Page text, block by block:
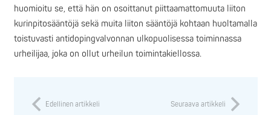
huomioitu se, että hän on osoittanut piittaamattomuuta liiton
kurinpitosääntöjä sekä muita liiton sääntöjä kohtaan huoltamalla
toistuvasti antidopingvalvonnan ulkopuolisessa toiminnassa
urheilijaa, joka on ollut urheilun toimintakiellossa.
Edellinen artikkeli Seuraava artikkeli